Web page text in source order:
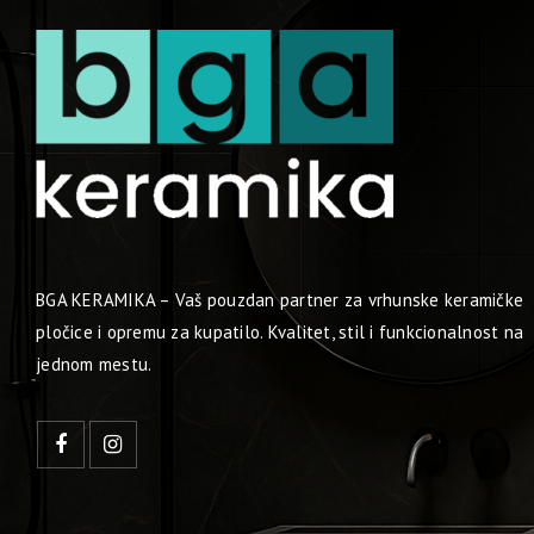
BGA KERAMIKA – Vaš pouzdan partner za vrhunske keramičke
pločice i opremu za kupatilo. Kvalitet, stil i funkcionalnost na
jednom mestu.